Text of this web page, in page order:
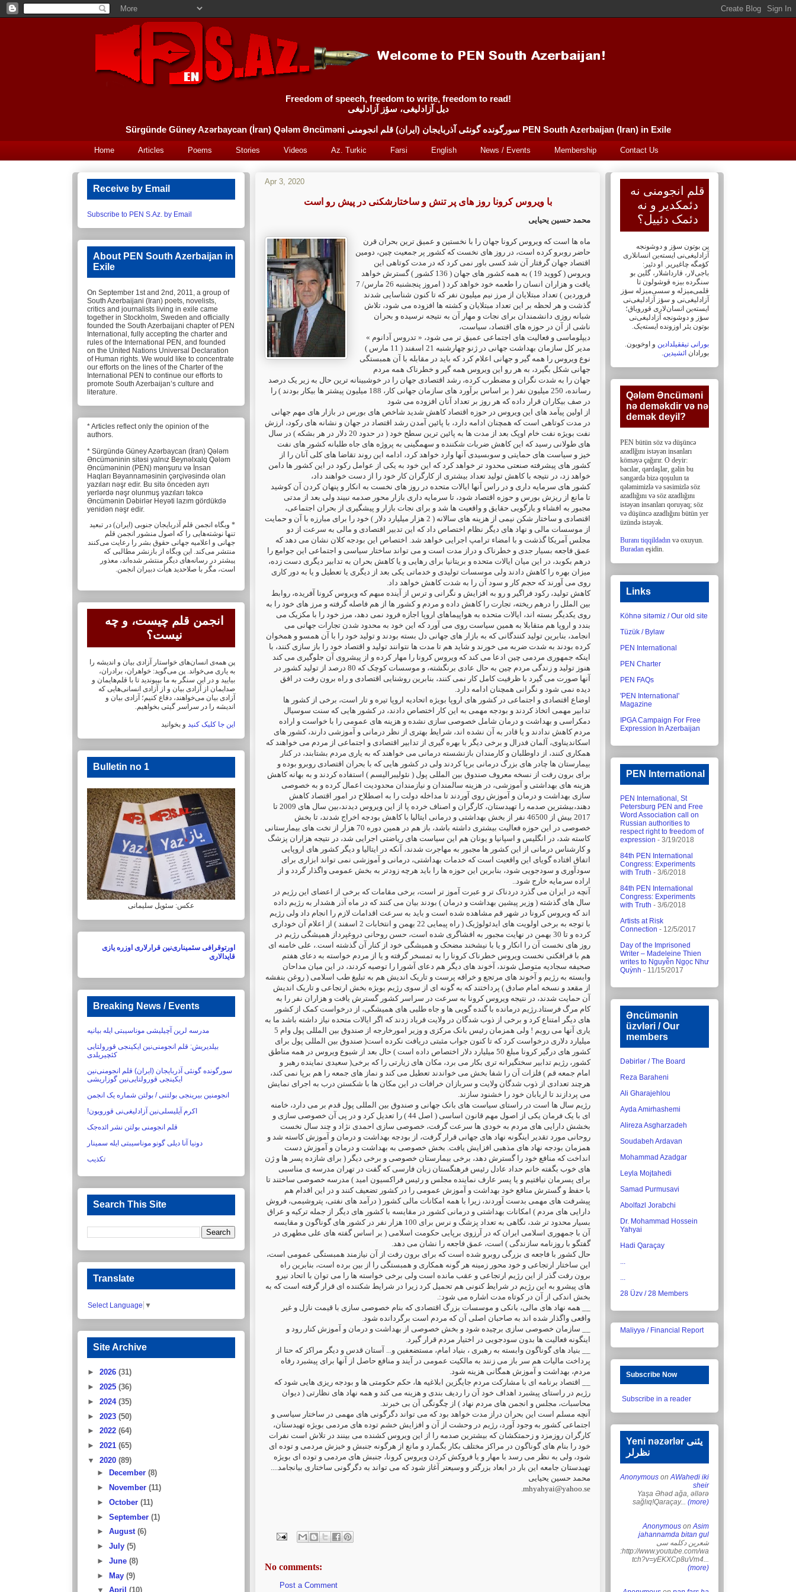
Freedom of speech, freedom to write, freedom to read!
دیل آزادلیغی، سؤز آزادلیغی
Sürgünde Güney Azərbaycan (İran) Qələm Əncüməni سورگونده گونئی آذربایجان (ایران) قلم انجومنی PEN South Azerbaijan (Iran) in Exile
Home Articles Poems Stories Videos Az. Turkic Farsi English News / Events Membership Contact Us
Apr 3, 2020
با ویروس کرونا روز های پر تنش و ساختارشکنی در پیش رو است
محمد حسین یحیایی
ماه ها است که ویروس کرونا جهان را با نخستین و عمیق ترین بحران قرن
حاضر روبرو کرده است، در روز های نخست که کشور پر جمعیت چین، دومین
اقتصاد جهان گرفتار آن شد کسی باور نمی کرد که در مدت کوتاهی این
ویروس ( کووید 19 ) به همه کشور های جهان ( 136 کشور ) گسترش خواهد
یافت و هزاران انسان را طعمه خود خواهد کرد ( امروز پنجشنبه 26 مارس/ 7
فروردین ) تعداد مبتلایان از مرز نیم میلیون نفر که تا کنون شناسایی شدند
گذشت و هر لحظه بر این تعداد مبتلایان و کشته ها افزوده می شود، تلاش
شبانه روزی دانشمندان برای نجات و مهار آن به نتیجه نرسیده و بحران
ناشی از آن در حوزه های اقتصاد، سیاست،
دیپلوماسی و فعالیت های اجتماعی عمیق تر می شود، « تدروس آدانوم »
مدیر کل سازمان بهداشت جهانی در ژنو چهارشنبه 21 اسفند ( 11 مارس )
نوع ویروس را همه گیر و جهانی اعلام کرد که باید در مقابله با آن همبستگی
جهانی شکل بگیرد، به هر رو این ویروس همه گیر و خطرناک همه مردم
جهان را به شدت نگران و مضطرب کرده، رشد اقتصادی جهان را در خوشبینانه ترین حال به زیر یک درصد
رسانده، 250 میلیون نفر ( بر اساس برآورد های سازمان جهانی کار، 188 میلیون پیشتر ها بیکار بودند ) را
در صف بیکاران قرار داده که هر روز بر تعداد آنان افزوده می شود
از اولین پیآمد های این ویروس در حوزه اقتصاد کاهش شدید شاخص های بورس در بازار های مهم جهانی
در مدت کوتاهی است که همچنان ادامه دارد، با پائین آمدن رشد اقتصاد در جهان و نشانه های رکود، ارزش
نفت بویژه نفت خام اوپک بعد از مدت ها به پائین ترین سطح خود ( در حدود 20 دلار در هر بشکه ) در سال
های طولانی رسید که این کاهش ضربات شکننده و سهمگینی به پروژه های جاه طلبانه کشور های نفت
خیز و سیاست های حمایتی و سوبسیدی آنها وارد خواهد کرد، ادامه این روند تقاضا های کلی آنان را از
کشور های پیشرفته صنعتی محدود تر خواهد کرد که این خود به یکی از عوامل رکود در این کشور ها دامن
خواهد زد، در نتیجه با کاهش تولید تعداد بیشتری از کارگران کار خود را از دست خواهند داد،
کشور های سرمایه داری و در راس آنها ایالات متحده در روز های نخست به انکار و پنهان کردن آن کوشید
تا مانع از ریزش بورس و حوزه اقتصاد شود، تا سرمایه داری بازار محور صدمه نبیند ولی بعد از مدتی
مجبور به افشاء و بازگویی حقایق و واقعیت ها شد و برای نجات بازار و پیشگیری از بحران اجتماعی،
اقتصادی و ساختار شکن نیمی از هزینه های سالانه ( 2 هزار میلیارد دلار ) خود را برای مبارزه با آن و حمایت
از موسسات مالی و نهاد های دیگر نظام اختصاص داد که این تدبیر اقتصادی و مالی به سرعت از دو
مجلس آمریکا گذشت و با امضاء ترامپ اجرایی خواهد شد. اختصاص این بودجه کلان نشان می دهد که
عمق فاجعه بسیار جدی و خطرناک و دراز مدت است و می تواند ساختار سیاسی و اجتماعی این جوامع را
درهم بکوبد، در این میان ایالات متحده و بریتانیا برای رهایی و یا کاهش بحران به تدابیر دیگری دست زده،
میزان بهره را کاهش دادند ولی موسسات تولیدی و خدماتی یکی بعد از دیگری یا تعطیل و یا به دور کاری
روی می آورند که حجم کار و سود آن را به شدت کاهش خواهد داد.
کاهش تولید، رکود فراگیر و رو به افزایش و نگرانی و ترس از آینده مبهم که ویروس کرونا آفریده، روابط
بین الملل را درهم ریخته، تجارت را کاهش داده و مردم و کشور ها از هم فاصله گرفته و مرز های خود را به
روی یکدیگر بسته اند، ایالات متحده به هواپیماهای اروپا اجازه فرود نمی دهد، مرز خود را با مکزیک می
بندد و اروپا هم متقابلا به همین سیاست روی می آورد که این خود به محدود شدن تجارات جهانی می
انجامد، بنابرین تولید کنندگانی که به بازار های جهانی دل بسته بودند و تولید خود را با آن همسو و همخوان
کرده بودند به شدت ضربه می خورند و شاید هم تا مدت ها نتوانند تولید و اقتصاد خود را باز سازی کنند، با
اینکه جمهوری مردمی چین ادعا می کند که ویروس کرونا را مهار کرده و از پیشروی آن جلوگیری می کند
هنوز تولید و زندگی مردم چین به حال عادی برنگشته، و موسسات کوچک که 80 درصد از تولید کشور در
آنها صورت می گیرد با ظرفیت کامل کار نمی کنند، بنابرین روشنایی اقتصادی و راه برون رفت در افق
دیده نمی شود و نگرانی همچنان ادامه دارد.
اوضاع اقتصادی و اجتماعی در کشور های اروپا بویژه اتحادیه اروپا تیره و تار است، برخی از کشور ها
تدابیر مهمی اتخاذ کردند و بودجه مهمی به این کار اختصاص دادند، در کشور هایی که سنت سوسیال
دمکراسی و بهداشت و درمان شامل خصوصی سازی نشده و هزینه های عمومی را با خواست و اراده
مردم کاهش ندادند و یا قادر به آن نشده اند، شرایط بهتری از نظر درمانی و آموزشی دارند، کشور های
اسکاندیناوی، آلمان فدرال و برخی دیگر با بهره گیری از تدابیر اقتصادی و اجتماعی از مردم می خواهند که
همکاری کنند، از داوطلبان و کارمندان بازنشسته درمانی می خواهند که به یاری مردم بشتابند، در کنار
بیمارستان ها چادر های بزرگ درمانی برپا کردند ولی در کشور هایی که با بحران اقتصادی روبرو بوده و
برای برون رفت از نسخه معروف صندوق بین المللی پول ( نئولیبرالیسم ) استفاده کردند و به بهانه کاهش
هزینه های بهداشتی و آموزشی، در هزینه سالمندان و نیازمندان محدودیت اعمال کرده و به خصوصی
سازی بهداشت و درمان و آموزش روی آوردند تا مداخله دولت را به اصطلاح در امور اقتصاد کاهش
دهند،بیشترین صدمه را تهیدستان، کارگران و اصناف خرده پا از این ویروس دیدند،بین سال های 2009 تا
2017 بیش از 46500 نفر از بخش بهداشتی و درمانی ایتالیا با کاهش بودجه اخراج شدند، تا بخش
خصوصی در این حوزه فعالیت بیشتری داشته باشد، باز هم در همین دوره 70 هزار از تخت های بیمارستانی
کاسته شد، در انگلیس و اسپانیا و یونان هم این سیاست های ریاضتی اجرایی شد، در نتیجه هزاران پزشگ
و کارشناس درمانی از این کشور ها مجبور به مهاجرت شدند، آنکه در ایتالیا و دیگر کشور های اروپایی
اتفاق افتاده گویای این واقعیت است که خدمات بهداشتی، درمانی و آموزشی نمی تواند ابزاری برای
سودآوری و سودجویی شود، بنابرین این حوزه ها را باید هرچه زودتر به بخش عمومی واگذار گردد و از
اراده سرمایه خارج شود..
آنچه در ایران می گذرد دردناک تر و عبرت آموز تر است، برخی مقامات که برخی از اعضای این رژیم در
سال های گذشته ( وزیر پیشین بهداشت و درمان ) بودند بیان می کنند که در ماه آذر هشدار به رژیم داده
اند که ویروس کرونا در شهر قم مشاهده شده است و باید به سرعت اقدامات لازم را انجام داد ولی رژیم
با توجه به برخی اولویت های ایدئولوژیک ( راه پیمایی 22 بهمن و انتخابات 2 اسفند ) از اعلام آن خوداری
کرده و تا 30 بهمن در نهایت مجبور به افشاگری شده است، حسن روحانی دروغپرداز همیشگی رژیم در
روز های نخست آن را انکار و یا با نیشخند مضحک و همیشگی خود از کنار آن گذشته است.، علی خامنه ای
هم با فرافکنی نخست ویروس خطرناک کرونا را به تمسخر گرفته و یا از مردم خواسته به دعای هفتم
صحیفه سجادیه متوصل شوند، آخوند های دیگر هم دعای آشورا را توصیه کردند، در این میان مداحان
وابسته به رژیم و آخوند های مرتجع و خرافه پرست و تاریک اندیش هم به تبلیغ طب اسلامی ( روغن بنفشه
از مقعد و نسخه امام صادق ) پرداختند که به گونه ای از سوی رژیم بویژه بخش ارتجاعی و تاریک اندیش
آن حمایت شدند، در نتیجه ویروس کرونا به سرعت در سراسر کشور گسترش یافت و هزاران نفر را به
کام مرگ فرستاد.رژیم درمانده با گنده گویی ها و جاه طلبی های همیشگی، از درخواست کمک از کشور
های دیگر امتناع کرد و برخی از ذوب شدگان در ولایت فریاد زدند که اگر ایالات متحده نیاز داشته باشد ما به
یاری آنها می رویم ! ولی همزمان رئیس بانک مرکزی و وزیر امورخارجه از صندوق بین المللی پول وام 5
میلیارد دلاری درخواست کرد که تا کنون جواب مثبتی دریافت نکرده است( صندوق بین المللی پول برای
کشور های درگیر کرونا مبلغ 50 میلیارد دلار اختصاص داده است ) حال بعد از شیوع ویروس در همه مناطق
کشور، رژیم تدابیر سختگیرانه تری بکار می برد، مکان های زیارتی را که برخی( سعیدی نماینده رهبر و
امام جمعه قم ) فلزات آن را شفا بخش می خواندند تعطیل می کند و نماز های جمعه را هم برپا نمی کند،
هرچند تعدادی از ذوب شدگان ولایت و سربازان خرافات در این مکان ها با شکستن درب به اجرای نمایش
می پردازند تا اربابان خود را خشنود سازند.
رژیم سال ها است در راستای سیاست های بانک جهانی و صندوق بین المللی پول قدم بر می دارد، خامنه
ای با یک فرمان یکی از اصول مهم قانون اساسی ( اصل 44 ) را تعدیل کرد و در پی آن خصوصی سازی و
بخشش دارایی های مردم به خودی ها سرعت گرفت، خصوصی سازی احمدی نژاد و چند سال نخست
روحانی مورد تقدیر اینگونه نهاد های جهانی قرار گرفت، از بودجه بهداشت و درمان و آموزش کاسته شد و
همزمان بودجه نهاد های مذهبی افزایش یافت. بخش خصوصی به بهداشت و درمان و آموزش دست
انداخت که منافع خود را گسترش دهد، برخی بیمارستان خصوصی و برخی دیگر ( برای شازده پسر ها و ژن
های خوب بگفته خانم حداد عادل رئیس فرهنگستان زبان فارسی که گفت در تهران مدرسه ی مناسبی
برای پسرمان نیافتیم و یا پسر عارف نماینده مجلس و رئیس فراکسیون امید ) مدرسه خصوصی ساختند تا
با حفظ و گسترش منافع خود بهداشت و آموزش عمومی را در کشور تضعیف کنند و در این اقدام هم
پیشرفت های مهمی بدست آوردند، زیرا با همه امکانات مالی کشور ( درآمد های نفتی، پتروشیمی، فروش
دارایی های مردم ) امکانات بهداشتی و درمانی کشور در مقایسه با کشور های دیگر از جمله ترکیه و عراق
بسیار محدود تر شد، نگاهی به تعداد پزشگ و نرس برای 100 هزار نفر در کشور های گوناگون و مقایسه
آن با جمهوری اسلامی ایران که در آرزوی برپایی حکومت اسلامی ( بر اساس گفته های علی مطهری در
گفتگو با روزنامه سازندگی ) است، عمق فاجعه را نشان می دهد.
حال کشور با فاجعه ی بزرگی روبرو شده است که برای برون رفت از آن نیازمند همبستگی عمومی است،
این ساختار ارتجاعی و خود محور زمینه هر گونه همکاری و همبستگی را از بین برده است، بنابرین راه
برون رفت گذر از این رژیم ارتجاعی و عقب مانده است ولی برخی خواسته ها را می توان با اتحاد نیرو
های پیشرو به این رژیم در شرایط کنونی هم تحمیل کرد زیرا در شرایط شکننده ای قرار گرفته است که به
بخش اندکی از آن در کوتاه مدت اشاره می شود:.
__ همه نهاد های مالی، بانکی و موسسات بزرگ اقتصادی که بنام خصوصی سازی با قیمت نازل و غیر
واقعی واگذار شده اند به صاحبان اصلی آن که مردم است برگردانده شود.
__ سازمان خصوصی سازی برچیده شود و بخش خصوصی از بهداشت و درمان و آموزش کنار رود و
اینگونه فعالیت ها بدون سودجویی در اختیار مردم قرار گیرد.
__ بنیاد های گوناگون وابسته به رهبری ، بنیاد امام، مستضعفین و... آستان قدس و دیگر مراکز که حتا از
پرداخت مالیات هم سر باز می زنند به مالکیت عمومی در آیند و منافع حاصل از آنها برای پیشبرد رفاه
مردم، بهداشت و آموزش همگانی هزینه شود.
__ اقتصاد برنامه ای با مشارکت مردم جایگزین ابلاغیه ها، حکم حکومتی ها و بودجه ریزی هایی شود که
رژیم در راستای پیشبرد اهداف خود آن را ردیف بندی و هزینه می کند و همه نهاد های نظارتی ( دیوان
محاسبات، مجلس و انجمن های مردم نهاد ) از چگونگی آن بی خبرند.
آنچه مسلم است این بحران دراز مدت خواهد بود که می تواند دگرگونی های مهمی در ساختار سیاسی و
اجتماعی کشور به وجود آورد، رژیم در وحشت از آن و افزایش خشم توده های مردمی بویژه تهیدستان،
کارگران روزمزد و زحمتکشان که بیشترین صدمه را از این ویروس کشنده می بینند در تلاش است نفرات
خود را بنام های گوناگون در مراکز مختلف بکار بگمارد و مانع از هرگونه جنبش و خیزش مردمی و توده ای
شود، ولی به نظر می رسد با مهار و یا فروکش کردن ویروس کرونا، جنبش های مردمی و توده ای بویژه
تهیدستان جامعه این بار در ابعاد بزرگتر و وسیعتر آغاز شود که می تواند به دگرگونی ساختاری بیانجامد....
محمد حسین یحیایی
mhyahyai@yahoo.se
.
No comments:
Post a Comment
Receive by Email
Subscribe to PEN S.Az. by Email
About PEN South Azerbaijan in
Exile
On September 1st and 2nd, 2011, a group of
South Azerbaijani (Iran) poets, novelists,
critics and journalists living in exile came
together in Stockholm, Sweden and officially
founded the South Azerbaijani chapter of PEN
International, fully accepting the charter and
rules of the International PEN, and founded
on the United Nations Universal Declaration
of Human rights. We would like to concentrate
our efforts on the lines of the Charter of the
International PEN to continue our efforts to
promote South Azerbaijan’s culture and
literature.
* Articles reflect only the opinion of the
authors.
* Sürgündə Güney Azərbaycan (İran) Qələm
Əncüməninin sitəsi yalnız Beynəlxalq Qələm
Əncüməninin (PEN) mənşuru və İnsan
Haqları Bəyannaməsinin çərçivəsində olan
yazıları nəşr edir. Bu sitə önceden ayrı
yerlərdə nəşr olunmuş yazıları təkcə
Əncümənin Dəbirlər Heyəti lazım gördükdə
yenidən nəşr edir.
* وبگاه انجمن قلم آذربایجان جنوبی (ایران) در تبعید
تنها نوشته‌هایی را که اصول منشور انجمن قلم
جهانی و ‏اعلامیه جهانی حقوق بشر را رعایت می‌کنند
منتشر می‌کند. این وبگاه از بازنشر مطالبی که
پیشتر در ‏رسانه‌های دیگر منتشر شده‌اند، معذور
است، مگر با صلاحدید هیأت دبیران انجمن.
انجمن قلم چیست، و چه
نیست؟
پن همه‌ی انسان‌های خواستار آزادی بیان و اندیشه را
به یاری می‌خواند. پن می‌گوید: خواهران، ‏برادران،
بیایید و در این سنگر به ما بپیوندید تا با قلم‌هایمان‏ و
صدایمان از آزادی بیان و از آزادی ‏انسانی‌هایی که
آزادی بیان می‌خواهند، دفاع کنیم؛ آزادی بیان و
اندیشه را در سراسر گیتی ‏بخواهیم.
این جا کلیک کنید و بخوانید
Bulletin no 1
عکس: سئویل سلیمانی
اورتوقرافی سئمیناری‌نین قرارلاری اوزره یازی
قایدالاری
Breaking News / Events
مدرسه لرین آچیلیشی موناسیبتی ایله بیانیه
بیلدیریش:‏ قلم انجومنی‌نین ایکینجی قورولتایی
کئچیریلدی
سورگونده گونئی آذربایجان (ایران) قلم انجومنی‌نین
ایکینجی قورولتایی‌نین گوزاریشی‏
انجومنین بیرینجی بولتنی / بولتن شماره یک انجمن
اکرم آیلیسلی‌نین آزادلیغی‌نی قورویون!‏
قلم انجومنی بولتن نشر ائده‌جک
دونیا آنا دیلی گونو موناسیبتی ایله سمینار
تکذیب
Search This Site
Translate
Select Language ▼
Site Archive
► 2026 (31)
► 2025 (36)
► 2024 (35)
► 2023 (50)
► 2022 (64)
► 2021 (65)
▼ 2020 (89)
►
December (8)
►
November (11)
► October (11)
► September (1)
► August (6)
► July (5)
► June (8)
► May (9)
▼ April (10)
قلم انجومنی نه
دئمکدیر و نه
دئمک دئییل؟
پن بوتون سؤز و دوشونجه
آزادلیغی‌نی ایسته‌ین انسانلاری
کؤمگه چاغیریر. او دئیر:
باجی‌لار، ‏قارداشلار، گلین بو
سنگرده بیزه قوشولون تا
قلمی‌میزله و سسی‌میزله سؤز
آزادلیغی‌نی و سؤز ‏آزادلیغی‌نی
ایسته‌ین انسان‌لاری قورویاق؛
سؤز و دوشونجه آزادلیغی‌نی
بوتون یئر اوزونده ایسته‌یک. ‏
بورانی تیققیلدادین و اوخویون.
بورادان ائشیدین.
Qələm Əncüməni
nə deməkdir və nə
demək deyil?‎
PEN bütün söz və düşüncə
azadlğını istəyən insanları
köməyə çağırır. O deyir:
bacılar, ‎qardaşlar, gəlin bu
səngərdə bizə qoşulun ta
qələmimizlə və səsimizlə söz
azadlığını və söz ‎azadlığını
istəyən insanları qoruyaq; söz
və düşüncə azadlığını bütün yer
üzündə istəyək.
Buranı tiqqildadın və oxuyun.
Buradan eşidin.
Links
Köhnə sitəmiz / Our old site
Tüzük / Bylaw
PEN International
PEN Charter
PEN FAQs
'PEN International'
Magazine
IPGA Campaign For Free
Expression In Azerbaijan
PEN International
PEN International, St
Petersburg PEN and Free
Word Association call on
Russian authorities to
respect right to freedom of
expression - 3/19/2018
84th PEN International
Congress: Experiments
with Truth - 3/6/2018
84th PEN International
Congress: Experiments
with Truth - 3/6/2018
Artists at Risk
Connection - 12/5/2017
Day of the Imprisoned
Writer – Madeleine Thien
writes to Nguyễn Ngọc Như
Quỳnh - 11/15/2017
Əncümənin
üzvləri / Our
members
Dəbirlər / The Board
Reza Baraheni
Ali Gharajehlou
Ayda Amirhashemi
Alireza Asgharzadeh
Soudabeh Ardavan
Mohammad Azadgar
Leyla Mojtahedi
Samad Purmusavi
Abolfazl Jorabchi
Dr. Mohammad Hossein
Yahyai
Hadi Qaraçay
...
...
28 Üzv / 28 Members
Maliyyə / Financial Report
Subscribe Now
Subscribe in a reader
Yeni nəzərlər یئنی
نظرلر
Anonymous onAWahedi iki
sheir
Yaşa Əhəd ağa, əllərə
sağlıq!Qaraçay... (more)
Anonymous onAsim
jahannamda bitan gul
شعرین دکلمه سی
:http://www.youtube.com/wa
tch?v=yEKXCp8uVm4...
(more)